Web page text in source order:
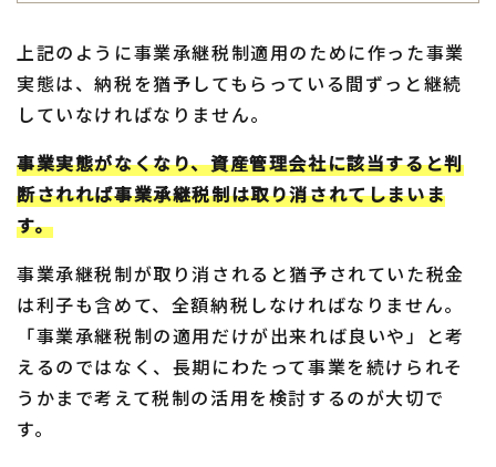
上記のように事業承継税制適用のために作った事業
実態は、納税を猶予してもらっている間ずっと継続
していなければなりません。
事業実態がなくなり、資産管理会社に該当すると判
断されれば事業承継税制は取り消されてしまいま
す。
事業承継税制が取り消されると猶予されていた税金
は利子も含めて、全額納税しなければなりません。
「事業承継税制の適用だけが出来れば良いや」と考
えるのではなく、長期にわたって事業を続けられそ
うかまで考えて税制の活用を検討するのが大切で
す。